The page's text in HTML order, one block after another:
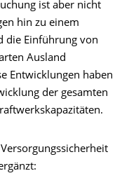
ist aber nicht
hin zu einem
die Einführung von
Ausland
Entwicklungen haben
der gesamten